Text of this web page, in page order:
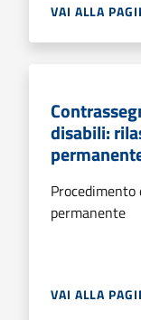
VAI ALLA
disabili:
permanente
VAI ALLA